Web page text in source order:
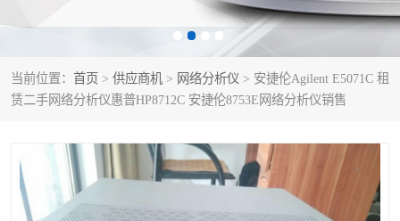
当前位置： 首页 > 供应商机 > 网络分析仪 > 安捷伦Agilent E5071C 租
赁二手网络分析仪惠普HP8712C 安捷伦8753E网络分析仪销售
校准件
阻抗分析仪
音频分析仪 耦合板